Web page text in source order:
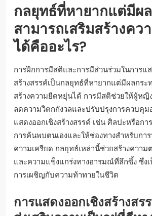
กลยุทธ์ที่หายากแต่มีผ
สามารถเสริมสร้างคว
ได้คืออะไร?
การฝึกการมีสติและการมีส่วนร่วมในการแ
สร้างสรรค์เป็นกลยุทธ์ที่หายากแต่มีผลกระ
สร้างความยืดหยุ่นได้ การมีสติช่วยให้ผู้ห
ลดความวิตกกังวลและปรับปรุงการควบคุ
แสดงออกเชิงสร้างสรรค์ เช่น ศิลปะหรือกา
การค้นพบตนเองและให้ช่องทางสำหรับการ
ความเครียด กลยุทธ์เหล่านี้ช่วยสร้างความ
และความแข็งแกร่งทางอารมณ์ที่ลึกซึ้ง ซึ่ง
การเผชิญกับความท้าทายในชีวิต
การแสดงออกเชิงสร้างสร